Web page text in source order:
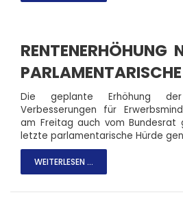
RENTENERHÖHUNG
Die geplante Erhöhung
Verbesserungen für
am Freitag auch vom Bundesrat
letzte parlamentarische Hürde
WEITERLESEN ...